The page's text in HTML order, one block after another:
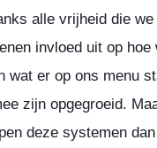
alle vrijheid die
invloed uit op
wat er op ons menu
zijn opgegroeid.
deze systemen